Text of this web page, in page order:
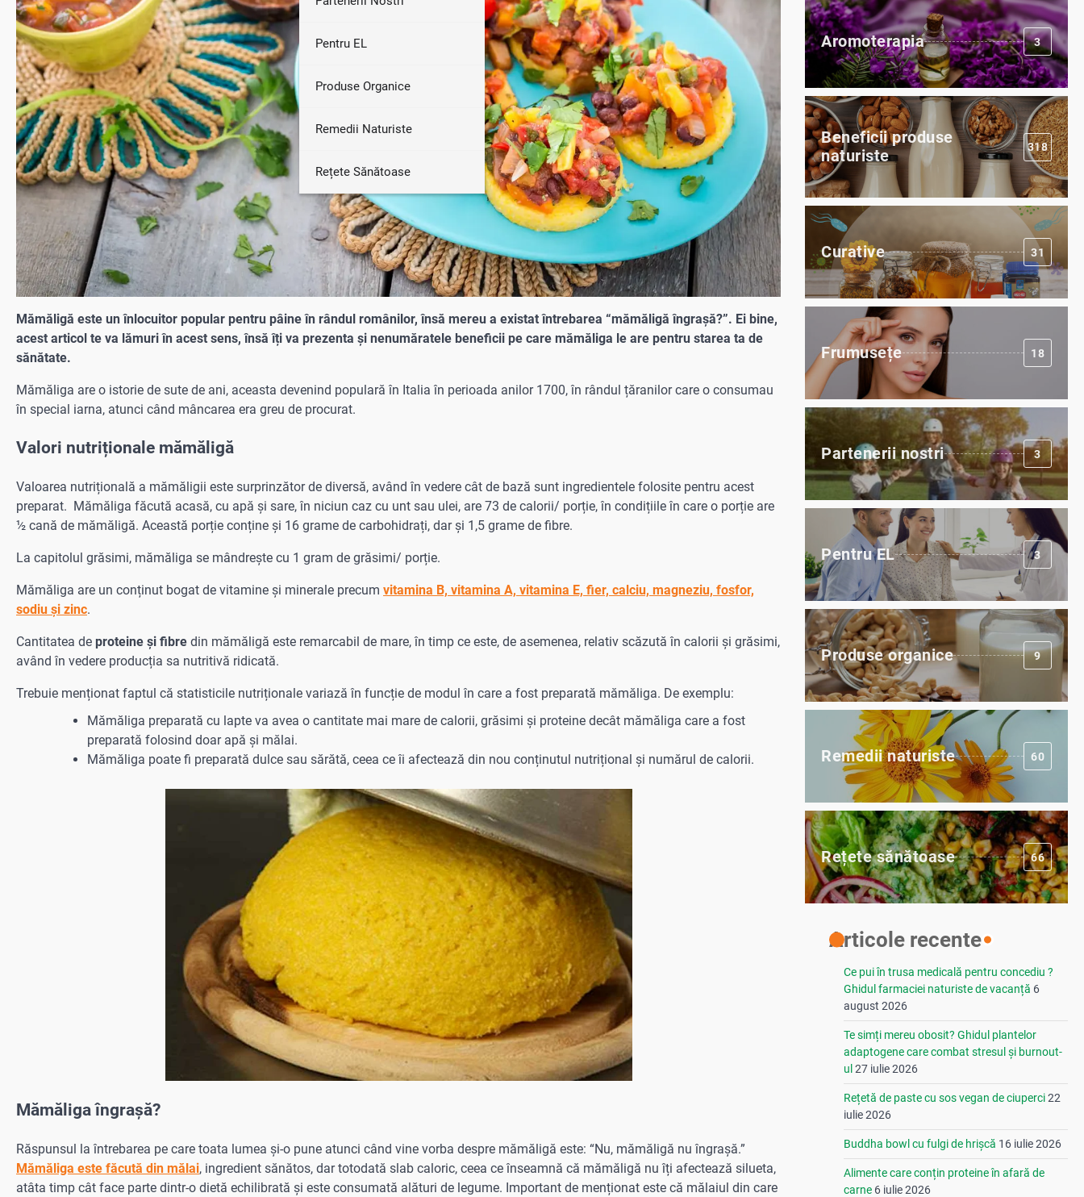
Pentru EL
Produse Organice
Remedii Naturiste
Rețete Sănătoase
Mămăligă este un înlocuitor popular pentru pâine în rândul românilor, însă mereu a existat întrebarea “mămăligă îngrașă?”. Ei bine,
acest articol te va lămuri în acest sens, însă îți va prezenta și nenumăratele beneficii pe care mămăliga le are pentru starea ta de
sănătate.
Mămăliga are o istorie de sute de ani, aceasta devenind populară în Italia în perioada anilor 1700, în rândul țăranilor care o consumau
în special iarna, atunci când mâncarea era greu de procurat.
Valori nutriționale mămăligă
Valoarea nutrițională a mămăligii este surprinzător de diversă, având în vedere cât de bază sunt ingredientele folosite pentru acest
preparat. Mămăliga făcută acasă, cu apă și sare, în niciun caz cu unt sau ulei, are 73 de calorii/ porție, în condițiile în care o porție are
½ cană de mămăligă. Această porție conține și 16 grame de carbohidrați, dar și 1,5 grame de fibre.
La capitolul grăsimi, mămăliga se mândrește cu 1 gram de grăsimi/ porție.
Mămăliga are un conținut bogat de vitamine și minerale precum vitamina B, vitamina A, vitamina E, fier, calciu, magneziu, fosfor,
sodiu și zinc.
Cantitatea de proteine și fibre din mămăligă este remarcabil de mare, în timp ce este, de asemenea, relativ scăzută în calorii și grăsimi,
având în vedere producția sa nutritivă ridicată.
Trebuie menționat faptul că statisticile nutriționale variază în funcție de modul în care a fost preparată mămăliga. De exemplu:
Mămăliga preparată cu lapte va avea o cantitate mai mare de calorii, grăsimi și proteine decât mămăliga care a fost
preparată folosind doar apă și mălai.
Mămăliga poate fi preparată dulce sau sărătă, ceea ce îi afectează din nou conținutul nutrițional și numărul de calorii.
Mămăliga îngrașă?
Răspunsul la întrebarea pe care toata lumea și-o pune atunci când vine vorba despre mămăligă este: “Nu, mămăligă nu îngrașă.”
Mămăliga este făcută din mălai, ingredient sănătos, dar totodată slab caloric, ceea ce înseamnă că mămăligă nu îți afectează silueta,
atâta timp cât face parte dintr-o dietă echilibrată și este consumată alături de legume. Important de menționat este că mălaiul din care
Aromoterapia 3
Beneficii produse
naturiste
318
Curative 31
Frumusețe 18
Partenerii nostri 3
Pentru EL 3
Produse organice 9
Remedii naturiste 60
Rețete sănătoase 66
Articole recente
Ce pui în trusa medicală pentru concediu ?
Ghidul farmaciei naturiste de vacanță 6
august 2026
Te simți mereu obosit? Ghidul plantelor
adaptogene care combat stresul și burnout-
ul 27 iulie 2026
Rețetă de paste cu sos vegan de ciuperci22
iulie 2026
Buddha bowl cu fulgi de hrișcă 16 iulie 2026
Alimente care conțin proteine în afară de
carne 6 iulie 2026